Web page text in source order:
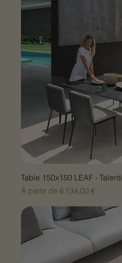
Table 150x150 LEAF - Talenti
À partir de 6 134,00 €
Prix promotionnel